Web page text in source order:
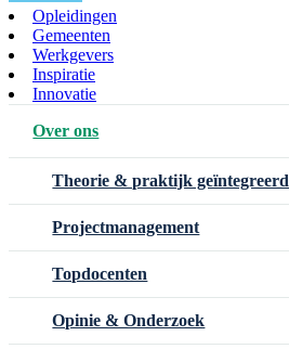
Opleidingen
Gemeenten
Werkgevers
Inspiratie
Innovatie
Over ons
Theorie & praktijk geïntegreerd
Projectmanagement
Topdocenten
Opinie & Onderzoek